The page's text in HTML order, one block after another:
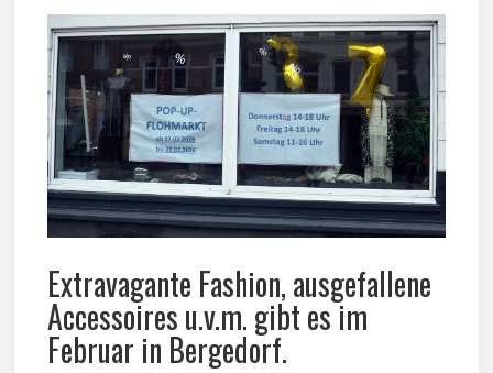
Extravagante Fashion, ausgefallene
Accessoires u.v.m. gibt es im
Februar in Bergedorf.